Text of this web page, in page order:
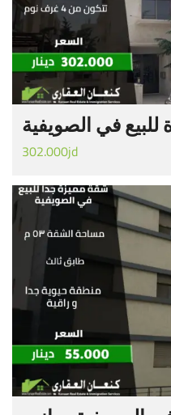
في الصويفية
302.000jd